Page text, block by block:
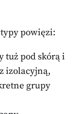
powięzi:
tuż pod skórą i
izolacyjną,
grupy